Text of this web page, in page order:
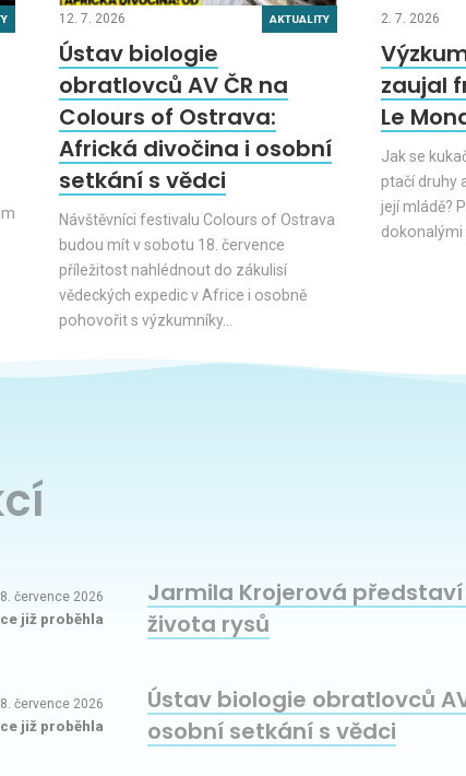
12. 7. 2026 AKTUALITY
Ústav biologie
obratlovců AV ČR na
Colours of Ostrava:
Africká divočina i osobní
setkání s vědci
Návštěvníci festivalu Colours of Ostrava
budou mít v sobotu 18. července
příležitost nahlédnout do zákulisí
vědeckých expedic v Africe i osobně
pohovořit s výzkumníky…
2. 7. 2026
zaujal
Le
Jak se
ptačí druhy
její mládě?
dokonalými
července 2026
již proběhla
Jarmila Krojerová
života rysů
července 2026
již proběhla
Ústav biologie obratlovců
osobní setkání s vědci